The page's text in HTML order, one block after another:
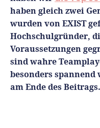
Kleingewerbe
Unsere
Rechnung schreiben
Buchhaltung
Online-Kredit
Kassensystem
Versicherungen
Kredit für
Business Angels
Zuschüsse
Kontokorrenkredit
Businessplan-
Business Model
Gründertest
Gründungsassistent
Angebote
Unsere
Geförderte Beratung
haben gleich zwei
wurden von EXIST
Hochschulgründer,
Voraussetzungen
sind wahre
besonders spannend
am Ende des Beitrags.